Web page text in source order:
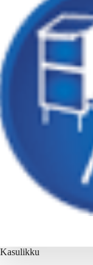
Kasulikku